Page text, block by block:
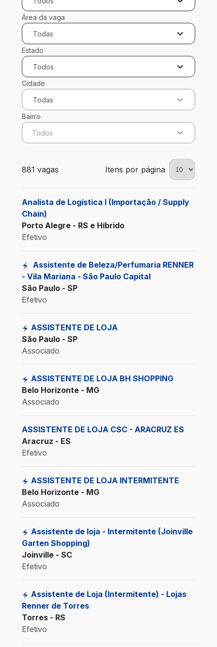
Área da vaga
Todas
Estado
Todos
Cidade
Todas
Bairro
Todos
881 vagas encontradas para 0 filtros aplicados
881 vagas Itens por página
Analista de Logística I (Importação / Supply
Chain)
Porto Alegre - RS e Híbrido
Efetivo
Assistente de Beleza/Perfumaria RENNER
- Vila Mariana - São Paulo Capital
São Paulo - SP
Efetivo
ASSISTENTE DE LOJA
São Paulo - SP
Associado
ASSISTENTE DE LOJA BH SHOPPING
Belo Horizonte - MG
Associado
ASSISTENTE DE LOJA CSC - ARACRUZ ES
Aracruz - ES
Efetivo
ASSISTENTE DE LOJA INTERMITENTE
Belo Horizonte - MG
Associado
Assistente de loja - Intermitente (Joinville
Garten Shopping)
Joinville - SC
Efetivo
Assistente de Loja (Intermitente) - Lojas
Renner de Torres
Torres - RS
Efetivo